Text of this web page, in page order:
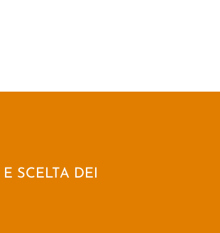
E SCELTA DEI